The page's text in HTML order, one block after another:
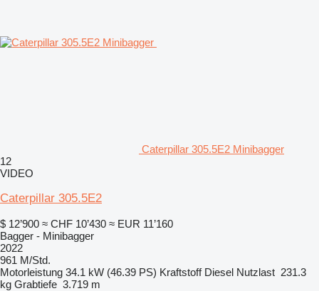
Caterpillar 305.5E2 Minibagger
12
VIDEO
Caterpillar 305.5E2
$ 12’900 ≈ CHF 10’430 ≈ EUR 11’160
Bagger - Minibagger
2022
961 M/Std.
Motorleistung 34.1 kW (46.39 PS) Kraftstoff Diesel Nutzlast 231.3
kg Grabtiefe 3.719 m